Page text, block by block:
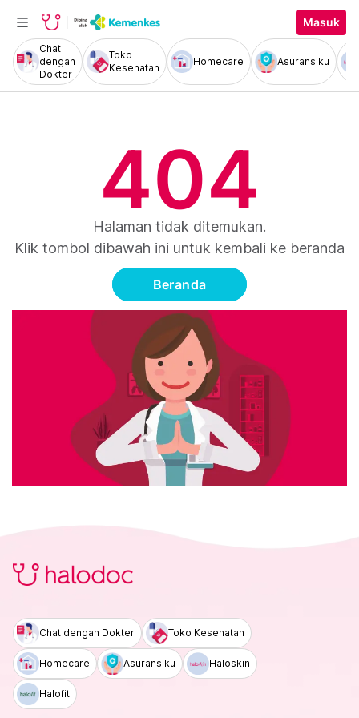
Masuk
Chat
dengan
Dokter
Toko
Kesehatan
Homecare Asuransiku
404
Halaman tidak ditemukan.
Klik tombol dibawah ini untuk kembali ke beranda
Beranda
Chat dengan Dokter Toko Kesehatan
Homecare Asuransiku Haloskin
Halofit